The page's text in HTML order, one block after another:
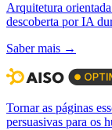
Arquitetura
descoberta por IA
Saber mais →
Tornar as páginas
persuasivas para os